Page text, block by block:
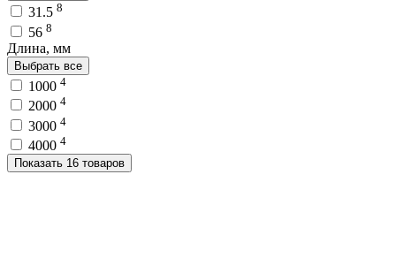
31.5 8
56 8
Длина, мм
Выбрать все
1000 4
2000 4
3000 4
4000 4
Показать 16 товаров